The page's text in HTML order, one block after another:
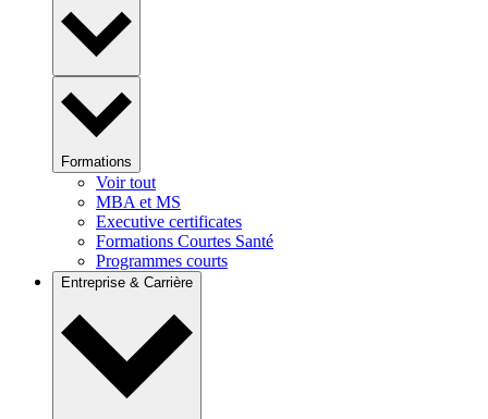
Formations
Voir tout
MBA et MS
Executive certificates
Formations Courtes Santé
Programmes courts
Entreprise & Carrière